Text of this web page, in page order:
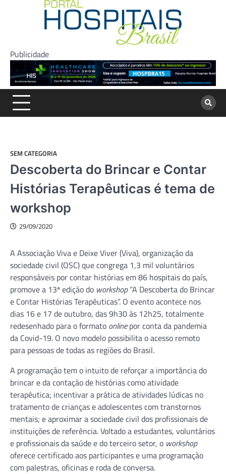
Publicidade
SEM CATEGORIA
Descoberta do Brincar e Contar
Histórias Terapêuticas é tema de
workshop
29/09/2020
A Associação Viva e Deixe Viver (Viva), organização da
sociedade civil (OSC) que congrega 1,3 mil voluntários
responsáveis por contar histórias em 86 hospitais do país,
promove a 13ª edição do workshop“A Descoberta do Brincar
e Contar Histórias Terapêuticas”. O evento acontece nos
dias 16 e 17 de outubro, das 9h30 às 12h25, totalmente
redesenhado para o formato onlinepor conta da pandemia
da Covid-19. O novo modelo possibilita o acesso remoto
para pessoas de todas as regiões do Brasil.
A programação tem o intuito de reforçar a importância do
brincar e da contação de histórias como atividade
terapêutica; incentivar a prática de atividades lúdicas no
tratamento de crianças e adolescentes com transtornos
mentais; e aproximar a sociedade civil dos profissionais de
instituições de referência. Voltado a estudantes, voluntários
e profissionais da saúde e do terceiro setor, o workshop
oferece certificado aos participantes e uma programação
com palestras, oficinas e roda de conversa.